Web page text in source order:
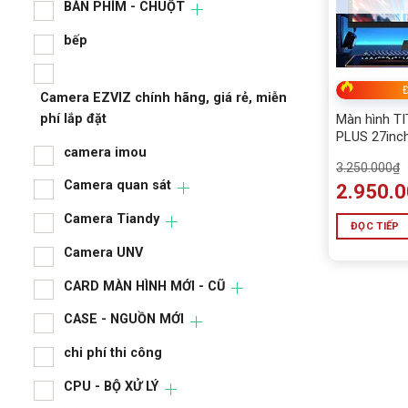
BÀN PHÍM - CHUỘT
bếp
Camera EZVIZ chính hãng, giá rẻ, miễn
phí lắp đặt
camera imou
Camera quan sát
Camera Tiandy
Camera UNV
CARD MÀN HÌNH MỚI - CŨ
CASE - NGUỒN MỚI
chi phí thi công
CPU - BỘ XỬ LÝ
bếp
phí lắp
Màn hình
PLUS
3.250.000₫
ĐỌC TIẾP